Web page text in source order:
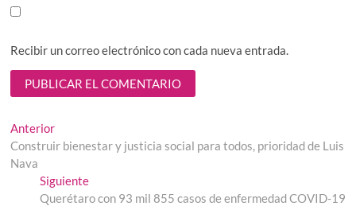
Recibir un correo electrónico con cada nueva entrada.
Navegación
de
entradas
AnteriorEntrada
anterior:
Construir bienestar y justicia social para todos, prioridad de Luis
Nava
SiguienteEntrada
siguiente:
Querétaro con 93 mil 855 casos de enfermedad COVID-19